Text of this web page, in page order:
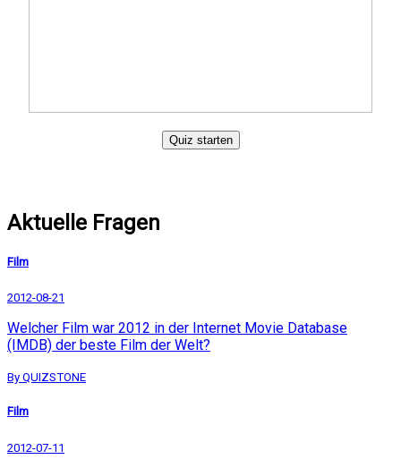
Quiz starten
Aktuelle Fragen
Film
2012-08-21
Welcher Film war 2012 in der Internet Movie Database
(IMDB) der beste Film der Welt?
By QUIZSTONE
Film
2012-07-11